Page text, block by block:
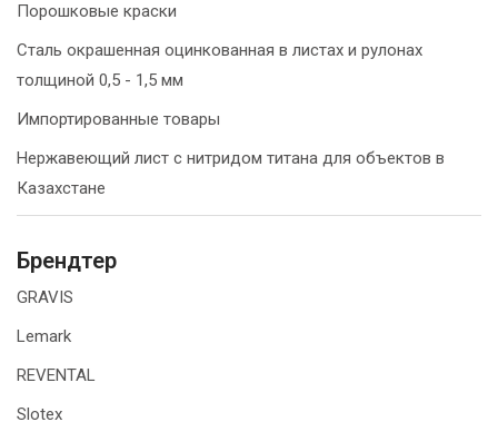
Порошковые краски
Сталь окрашенная оцинкованная в листах и рулонах
толщиной 0,5 - 1,5 мм
Импортированные товары
Нержавеющий лист с нитридом титана для объектов в
Казахстане
Брендтер
GRAVIS
Lemark
REVENTAL
Slotex